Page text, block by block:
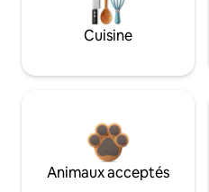
Cuisine
Animaux acceptés